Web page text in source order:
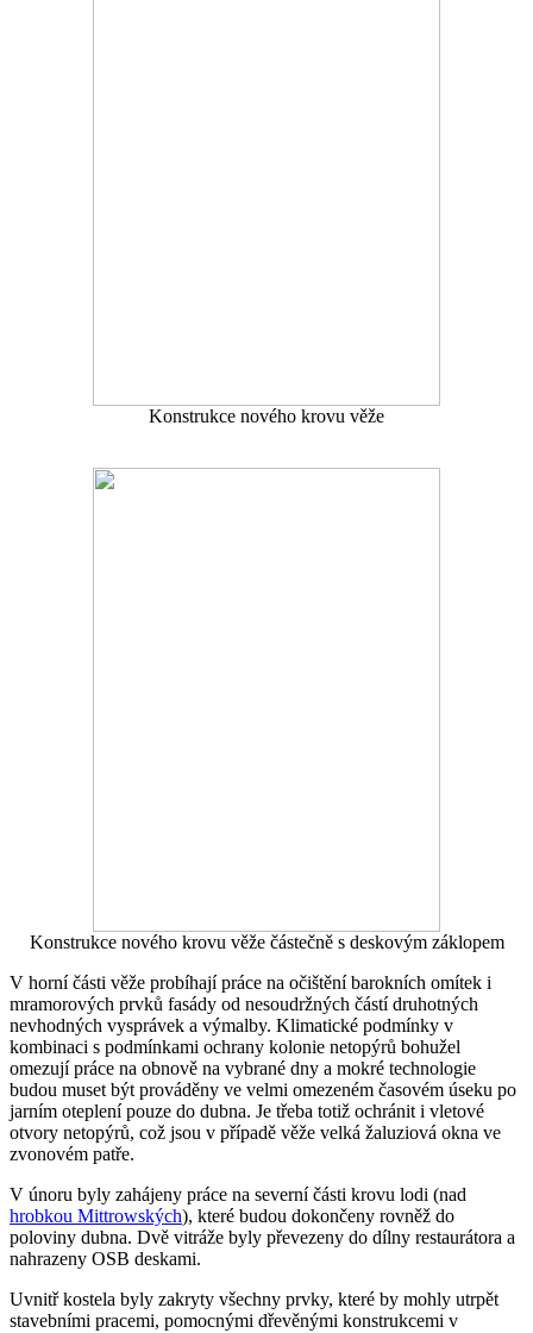
Konstrukce nového krovu věže
Konstrukce nového krovu věže částečně s deskovým záklopem
V horní části věže probíhají práce na očištění barokních omítek i
mramorových prvků fasády od nesoudržných částí druhotných
nevhodných vysprávek a výmalby. Klimatické podmínky v
kombinaci s podmínkami ochrany kolonie netopýrů bohužel
omezují práce na obnově na vybrané dny a mokré technologie
budou muset být prováděny ve velmi omezeném časovém úseku po
jarním oteplení pouze do dubna. Je třeba totiž ochránit i vletové
otvory netopýrů, což jsou v případě věže velká žaluziová okna ve
zvonovém patře.
V únoru byly zahájeny práce na severní části krovu lodi (nad
hrobkou Mittrowských), které budou dokončeny rovněž do
poloviny dubna. Dvě vitráže byly převezeny do dílny restaurátora a
nahrazeny OSB deskami.
Uvnitř kostela byly zakryty všechny prvky, které by mohly utrpět
stavebními pracemi, pomocnými dřevěnými konstrukcemi v